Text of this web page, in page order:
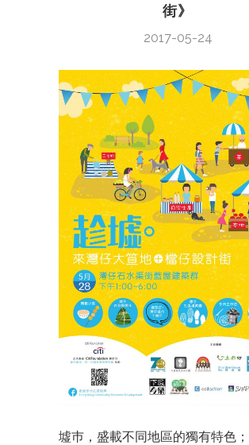
街》
2017-05-24
墟巿，盛載不同地區的獨有特色；